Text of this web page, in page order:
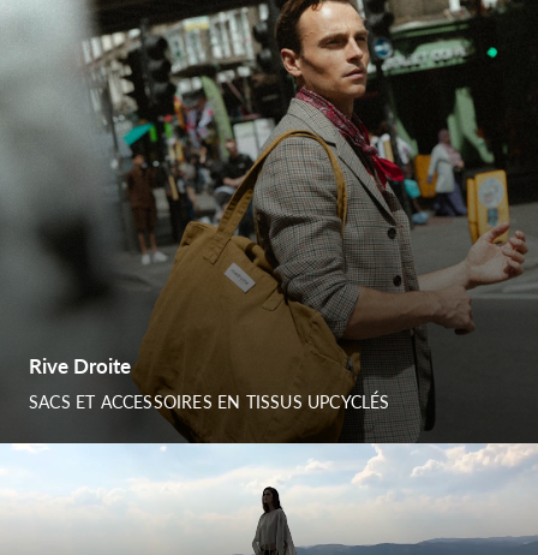
Rive Droite
SACS ET ACCESSOIRES EN TISSUS UPCYCLÉS